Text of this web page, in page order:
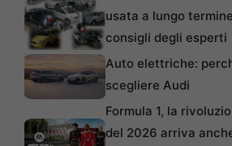
usata a lungo
consigli degli esperti
Auto elettriche:
scegliere Audi
Formula 1, la
del 2026 arriva